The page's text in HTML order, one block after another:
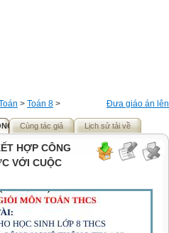
Đưa giáo án lên
> Toán 8 >
Cùng tác giả Lịch sử tải về
HỢP CÔNG
VỚI CUỘC